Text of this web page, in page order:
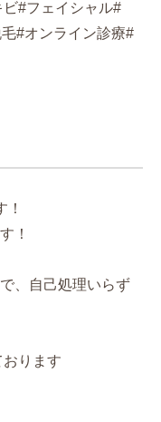
#フェイシャル#
#オンライン診療#
！
、自己処理いらず
ります